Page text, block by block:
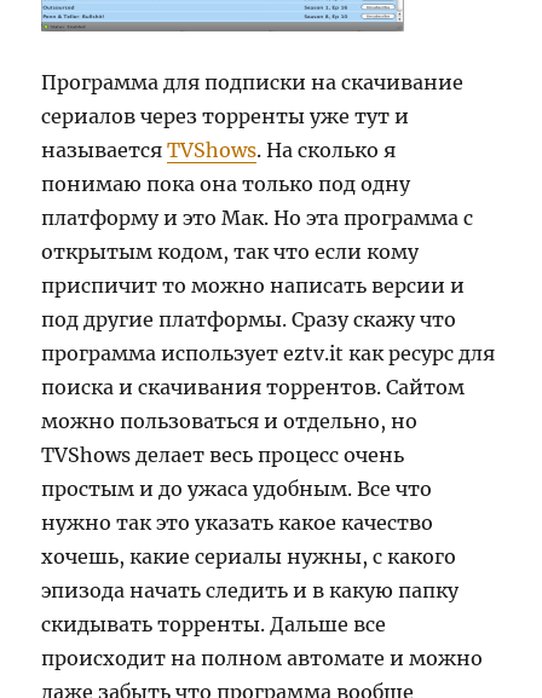
Программа для подписки на скачивание
сериалов через торренты уже тут и
называетсяTVShows. На сколько я
понимаю пока она только под одну
платформу и это Мак. Но эта программа с
открытым кодом, так что если кому
приспичит то можно написать версии и
под другие платформы. Сразу скажу что
программа использует eztv.it как ресурс для
поиска и скачивания торрентов. Сайтом
можно пользоваться и отдельно, но
TVShows делает весь процесс очень
простым и до ужаса удобным. Все что
нужно так это указать какое качество
хочешь, какие сериалы нужны, с какого
эпизода начать следить и в какую папку
скидывать торренты. Дальше все
происходит на полном автомате и можно
даже забыть что программа вообще